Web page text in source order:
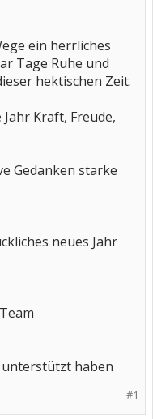
ein herrliches
Tage Ruhe und
hektischen Zeit.
Kraft, Freude,
Gedanken starke
neues Jahr
unterstützt haben
#1